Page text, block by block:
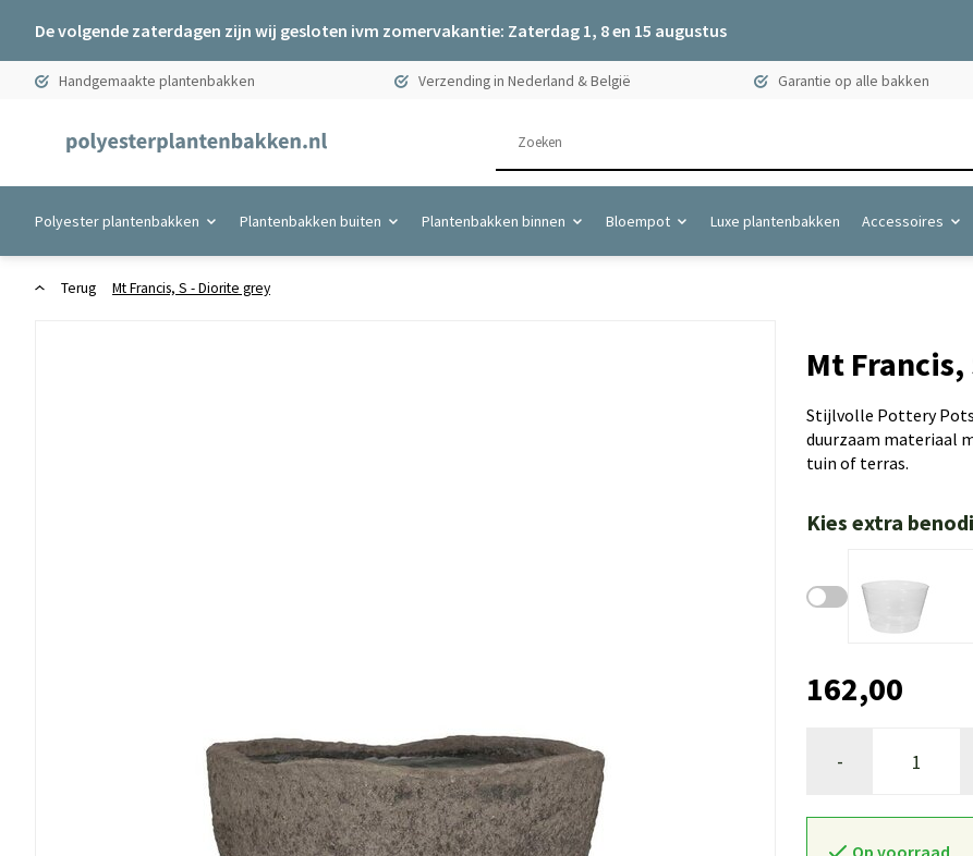
De volgende zaterdagen zijn wij gesloten ivm zomervakantie: Zaterdag 1, 8 en 15 augustus
Handgemaakte plantenbakken Verzending in Nederland & België Garantie op alle bakken
Polyester plantenbakken Plantenbakken buiten Plantenbakken binnen Bloempot Luxe plantenbakken Accessoires
Terug Mt Francis, S - Diorite grey
Mt
Stijlvolle Pottery
duurzaam materiaal
tuin of terras.
Kies extra
162,00
-
Op voorraad